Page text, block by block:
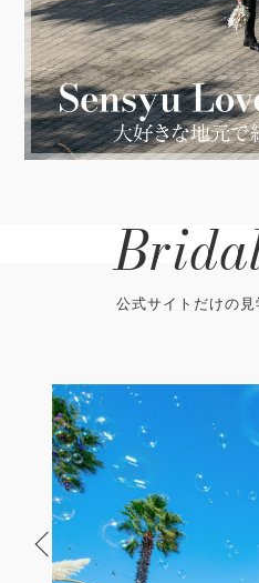
公式サイトだけの